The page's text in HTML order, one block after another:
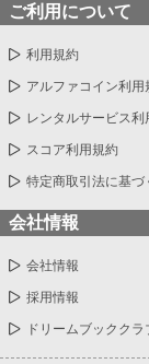
ご利用について
利用規約
アルファコイン利用
レンタルサービス利
スコア利用規約
特定商取引法に基づ
会社情報
会社情報
採用情報
ドリームブッククラ